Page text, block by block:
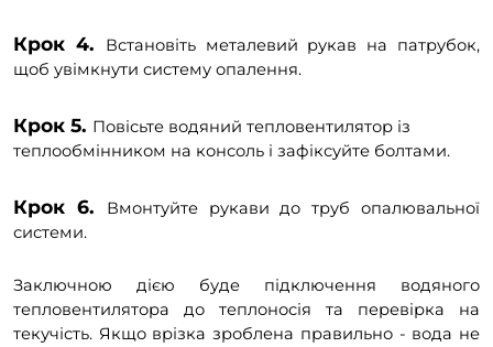
Крок 4.
Встановіть металевий рукав на патрубок,
щоб увімкнути систему опалення.
Крок 5. Повісьте водяний тепловентилятор із
теплообмінником на консоль і зафіксуйте болтами.
Крок 6.
Вмонтуйте рукави до труб опалювальної
системи.
Заключною дією буде підключення водяного
тепловентилятора до теплоносія та перевірка на
текучість. Якщо врізка зроблена правильно - вода не